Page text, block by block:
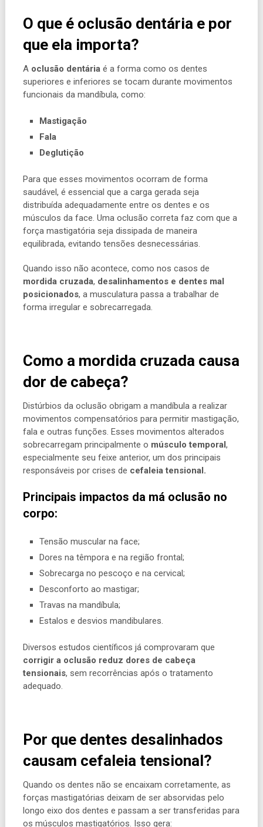
O que é oclusão dentária e por
que ela importa?
A oclusão dentária é a forma como os dentes
superiores e inferiores se tocam durante movimentos
funcionais da mandíbula, como:
Mastigação
Fala
Deglutição
Para que esses movimentos ocorram de forma
saudável, é essencial que a carga gerada seja
distribuída adequadamente entre os dentes e os
músculos da face. Uma oclusão correta faz com que a
força mastigatória seja dissipada de maneira
equilibrada, evitando tensões desnecessárias.
Quando isso não acontece, como nos casos de
mordida cruzada, desalinhamentos e dentes mal
posicionados, a musculatura passa a trabalhar de
forma irregular e sobrecarregada.
Como a mordida cruzada causa
dor de cabeça?
Distúrbios da oclusão obrigam a mandíbula a realizar
movimentos compensatórios para permitir mastigação,
fala e outras funções. Esses movimentos alterados
sobrecarregam principalmente o músculo temporal,
especialmente seu feixe anterior, um dos principais
responsáveis por crises de cefaleia tensional.
Principais impactos da má oclusão no
corpo:
Tensão muscular na face;
Dores na têmpora e na região frontal;
Sobrecarga no pescoço e na cervical;
Desconforto ao mastigar;
Travas na mandíbula;
Estalos e desvios mandibulares.
Diversos estudos científicos já comprovaram que
corrigir a oclusão reduz dores de cabeça
tensionais, sem recorrências após o tratamento
adequado.
Por que dentes desalinhados
causam cefaleia tensional?
Quando os dentes não se encaixam corretamente, as
forças mastigatórias deixam de ser absorvidas pelo
longo eixo dos dentes e passam a ser transferidas para
os músculos mastigatórios. Isso gera: